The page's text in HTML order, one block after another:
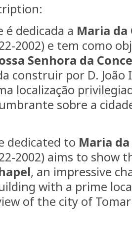
é dedicada a Maria da
2002) e tem como
Senhora da
construir por D. João
localização
sobre a
dedicated to Maria
2002) aims to show
, an impressive
with a prime
of the city of Tomar